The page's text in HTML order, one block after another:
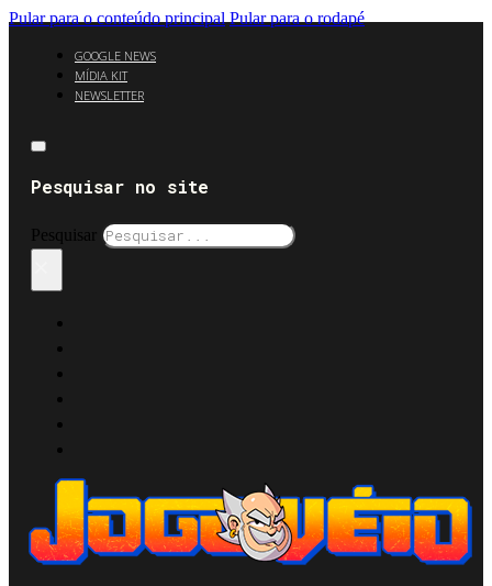
Pular para o conteúdo principal Pular para o rodapé
GOOGLE NEWS
MÍDIA KIT
NEWSLETTER
Pesquisar no site
Pesquisar